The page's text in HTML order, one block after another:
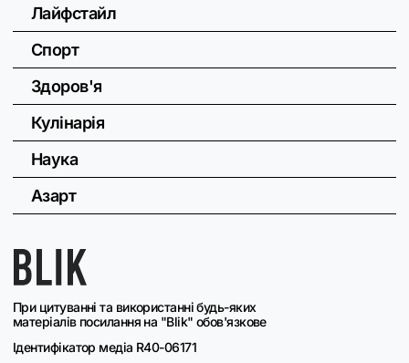
При цитуванні та використанні будь-яких
матеріалів посилання на "Blik" обов'язкове
Ідентифікатор медіа R40-06171
Лайфстайл
Спорт
Здоров'я
Кулінарія
Наука
Азарт